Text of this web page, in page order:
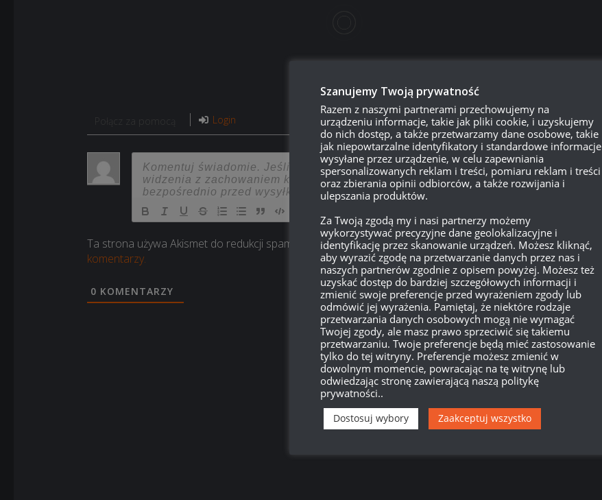
Login
Ta strona używa Akismet do redukcji spamu.
Dowiedz się, w jaki sposób przetwarzane są dane Twoich
komentarzy.
0 KOMENTARZY
Szanujemy Twoją prywatność
Razem z naszymi partnerami przechowujemy na
urządzeniu informacje, takie jak pliki cookie, i uzyskujemy
do nich dostęp, a także przetwarzamy dane osobowe, takie
jak niepowtarzalne identyfikatory i standardowe informacje
wysyłane przez urządzenie, w celu zapewniania
spersonalizowanych reklam i treści, pomiaru reklam i treści
oraz zbierania opinii odbiorców, a także rozwijania i
ulepszania produktów.
Za Twoją zgodą my i nasi partnerzy możemy
wykorzystywać precyzyjne dane geolokalizacyjne i
identyfikację przez skanowanie urządzeń. Możesz kliknąć,
aby wyrazić zgodę na przetwarzanie danych przez nas i
naszych partnerów zgodnie z opisem powyżej. Możesz też
uzyskać dostęp do bardziej szczegółowych informacji i
zmienić swoje preferencje przed wyrażeniem zgody lub
odmówić jej wyrażenia. Pamiętaj, że niektóre rodzaje
przetwarzania danych osobowych mogą nie wymagać
Twojej zgody, ale masz prawo sprzeciwić się takiemu
przetwarzaniu. Twoje preferencje będą mieć zastosowanie
tylko do tej witryny. Preferencje możesz zmienić w
dowolnym momencie, powracając na tę witrynę lub
odwiedzając stronę zawierającą naszą politykę
prywatności..
Dostosuj wybory Zaakceptuj wszystko